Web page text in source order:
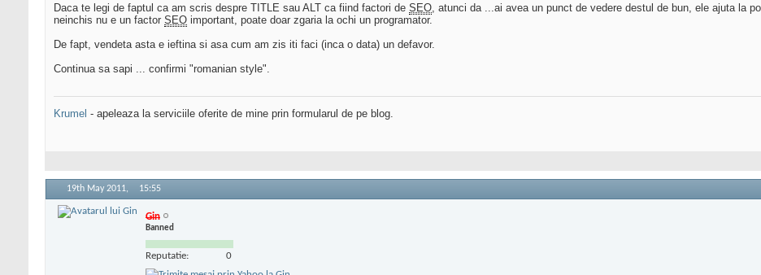
Daca te legi de faptul ca am scris despre TITLE sau ALT ca fiind factori de SEO, atunci da ...ai avea un punct de vedere destul de bun, ele ajuta la
neinchis nu e un factor SEO important, poate doar zgaria la ochi un programator.
De fapt, vendeta asta e ieftina si asa cum am zis iti faci (inca o data) un defavor.
Continua sa sapi ... confirmi "romanian style".
Krumel - apeleaza la serviciile oferite de mine prin formularul de pe blog.
19th May 2011, 15:55
Gin
Banned
Reputatie: 0